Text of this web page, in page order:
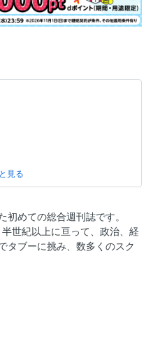
れ「森保ジャパン」
久田麻由子『news LOG』
Ｗ杯中継で竹内涼真の好感
捕 経産省「キャリア官僚
初めての総合週刊誌です。
世紀以上に亘って、政治、経
タブーに挑み、数多くのスク